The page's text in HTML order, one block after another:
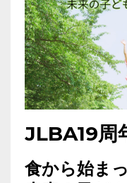
JLBA19周
食から始ま